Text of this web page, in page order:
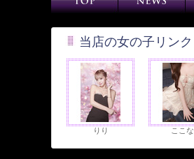
当店の女の子リンク
りり ここな